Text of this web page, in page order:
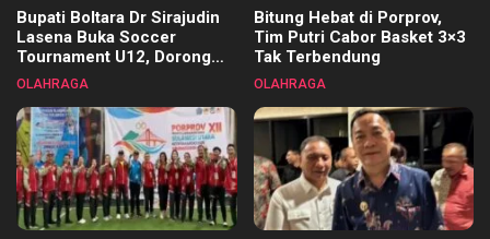
Bupati Boltara Dr Sirajudin
Lasena Buka Soccer
Tournament U12, Dorong
Pembinaan Merata di Setiap
OLAHRAGA
Bitung Hebat di Porprov,
Tim Putri Cabor Basket 3×3
Tak Terbendung
OLAHRAGA